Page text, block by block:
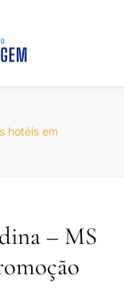
hotéis em
– MS